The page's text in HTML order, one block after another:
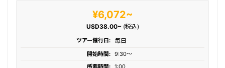
¥6,072~
USD38.00~ (税込)
ツアー催行日: 毎日
開始時間: 9:30〜
所要時間: 1:00